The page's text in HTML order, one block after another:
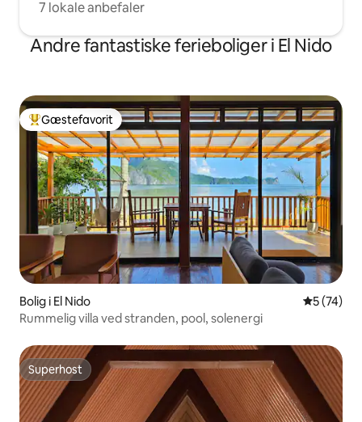
7 lokale anbefaler
Andre fantastiske ferieboliger i El Nido
Bedste gæstefavorit
Gæstefavorit
Bolig i El Nido 5 ud af 5 i
5 (74)
Rummelig villa ved stranden, pool, solenergi
Superhost
Superhost